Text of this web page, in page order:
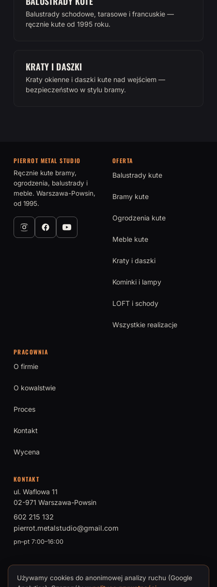
Balustrady schodowe, tarasowe i francuskie —
ręcznie kute od 1995 roku.
KRATY I DASZKI
Kraty okienne i daszki kute nad wejściem —
bezpieczeństwo w stylu bramy.
PIERROT METAL STUDIO
Ręcznie kute bramy,
ogrodzenia, balustrady i
meble. Warszawa-Powsin,
od 1995.
OFERTA
Balustrady kute
Bramy kute
Ogrodzenia kute
Meble kute
Kraty i daszki
Kominki i lampy
LOFT i schody
Wszystkie realizacje
PRACOWNIA
O firmie
O kowalstwie
Proces
Kontakt
Wycena
KONTAKT
ul. Waflowa 11
02-971 Warszawa-Powsin
602 215 132
pierrot.metalstudio@gmail.com
pn–pt 7:00–16:00
© 2026 PIERROT Metal Studio · Tomasz Brokman, Mistrz Sztuki
Używamy cookies do anonimowej analizy ruchu (Google